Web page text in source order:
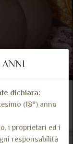
ANNI
dichiara:
(18°) anno
i proprietari ed i
responsabilità